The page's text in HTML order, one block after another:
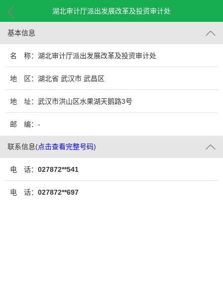
湖北审计厅派出发展改革及投资审计处
基本信息
名 称：湖北审计厅派出发展改革及投资审计处
地 区：湖北省 武汉市 武昌区
地 址：武汉市洪山区水果湖天鹅路3号
邮 编：-
联系信息(点击查看完整号码)
电 话： 027872**541
电 话： 027872**697